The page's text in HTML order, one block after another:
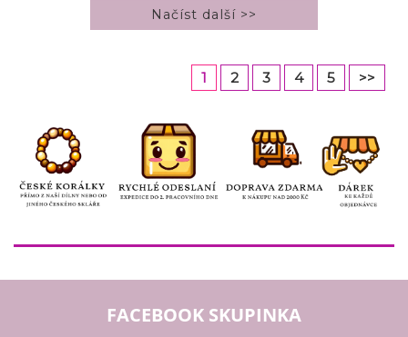
1 2 3 4 5 >>
FACEBOOK SKUPINKA